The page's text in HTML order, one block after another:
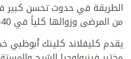
من المرضى وزوالها كلياً في 40% من الحالات".
يقدم كليفلاند كلينك أبوظبي